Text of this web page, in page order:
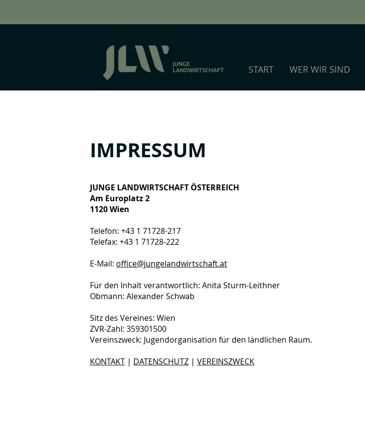
START WER WIR SIND
IMPRESSUM
JUNGE LANDWIRTSCHAFT ÖSTERREICH
Am Europlatz 2
1120 Wien
Telefon: +43 1 71728-217
Telefax: +43 1 71728-222
E-Mail: office@jungelandwirtschaft.at
Für den Inhalt verantwortlich: Anita Sturm-Leithner
Obmann: Alexander Schwab
Sitz des Vereines: Wien
ZVR-Zahl: 359301500
Vereinszweck: Jugendorganisation für den ländlichen Raum.
KONTAKT | DATENSCHUTZ | VEREINSZWECK